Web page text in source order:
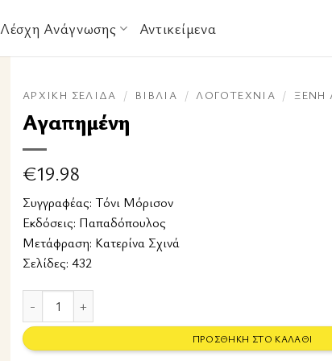
Λέσχη Ανάγνωσης Αντικείμενα
ΑΡΧΙΚΉ ΣΕΛΊΔΑ / ΒΙΒΛΊΑ / ΛΟΓΟΤΕΧΝΊΑ / ΞΈΝΗ
Αγαπημένη
€19.98
Συγγραφέας: Τόνι Μόρισον
Εκδόσεις: Παπαδόπουλος
Μετάφραση: Κατερίνα Σχινά
Σελίδες: 432
ΠΡΟΣΘΉΚΗ ΣΤΟ ΚΑΛΆΘΙ